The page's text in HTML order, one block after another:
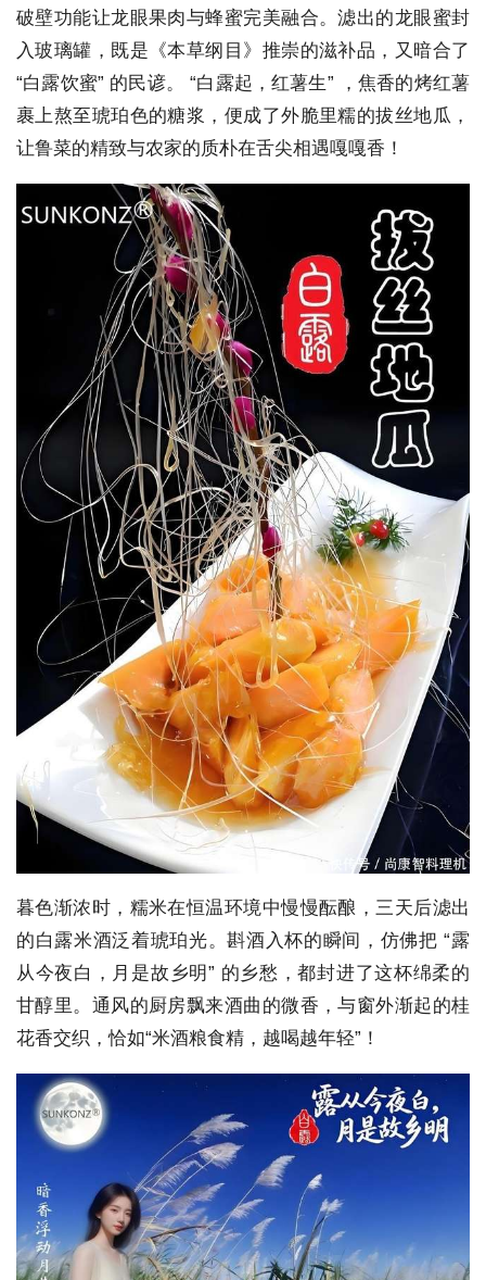
破壁功能让龙眼果肉与蜂蜜完美融合。滤出的龙眼蜜封
入玻璃罐，既是《本草纲目》推崇的滋补品，又暗合了
“白露饮蜜” 的民谚。 “白露起，红薯生” ，焦香的烤红薯
裹上熬至琥珀色的糖浆，便成了外脆里糯的拔丝地瓜，
让鲁菜的精致与农家的质朴在舌尖相遇嘎嘎香！
暮色渐浓时，糯米在恒温环境中慢慢酝酿，三天后滤出
的白露米酒泛着琥珀光。斟酒入杯的瞬间，仿佛把 “露
从今夜白，月是故乡明” 的乡愁，都封进了这杯绵柔的
甘醇里。通风的厨房飘来酒曲的微香，与窗外渐起的桂
花香交织，恰如“米酒粮食精，越喝越年轻”！